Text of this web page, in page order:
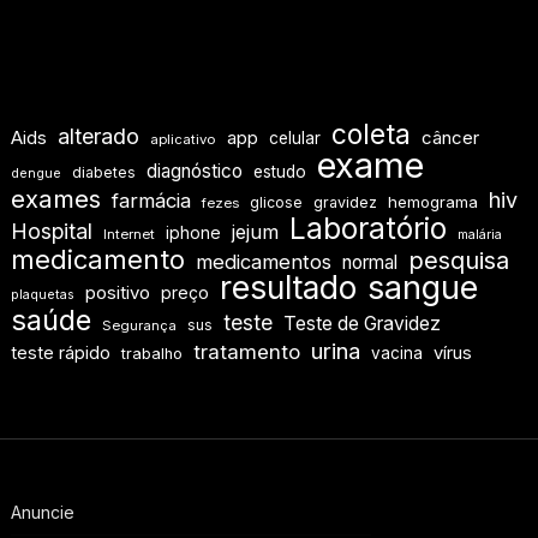
Aids alterado aplicativo app celular coleta câncer
dengue diabetes diagnóstico estudo exame
exames farmácia fezes glicose gravidez hemograma
hiv
Hospital
Internet iphone jejum Laboratório malária
medicamento medicamentos normal pesquisa
plaquetas positivo preço resultado sangue
saúde Segurança sus teste Teste de Gravidez
teste rápido trabalho tratamento urina vacina vírus
Anuncie